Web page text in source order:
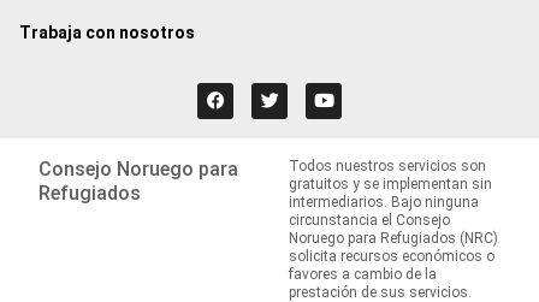
Trabaja con nosotros
Consejo Noruego para
Refugiados
Todos nuestros servicios son
gratuitos y se implementan sin
intermediarios. Bajo ninguna
circunstancia el Consejo
Noruego para Refugiados (NRC)
solicita recursos económicos o
favores a cambio de la
prestación de sus servicios.